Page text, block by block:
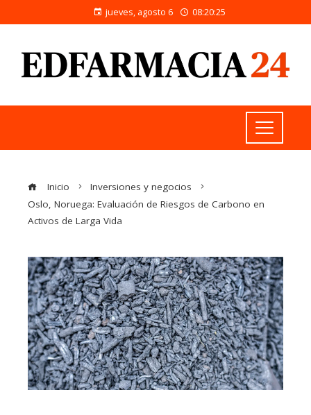
jueves, agosto 6 08:20:25
Inicio
Inversiones y negocios
Oslo, Noruega: Evaluación de Riesgos de Carbono en
Activos de Larga Vida